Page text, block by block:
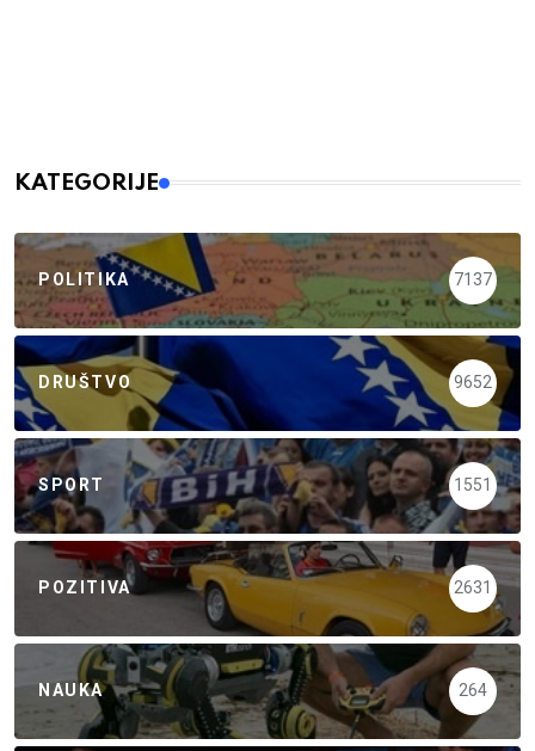
KATEGORIJE
POLITIKA 7137
DRUŠTVO 9652
SPORT 1551
POZITIVA 2631
NAUKA 264